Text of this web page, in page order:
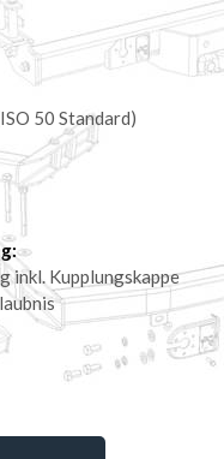
50 Standard)
inkl. Kupplungskappe